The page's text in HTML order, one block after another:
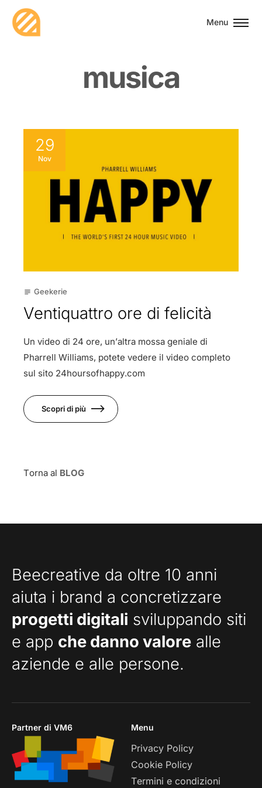
Menu
musica
29
Nov
subject Geekerie
Ventiquattro ore di felicità
Un video di 24 ore, un’altra mossa geniale di
Pharrell Williams, potete vedere il video completo
sul sito 24hoursofhappy.com
Scopri di più
Torna al BLOG
Beecreative da oltre 10 anni
aiuta i brand a concretizzare
progetti digitali sviluppando siti
e app che danno valore alle
aziende e alle persone.
Partner di VM6 Menu
Privacy Policy
Cookie Policy
Termini e condizioni